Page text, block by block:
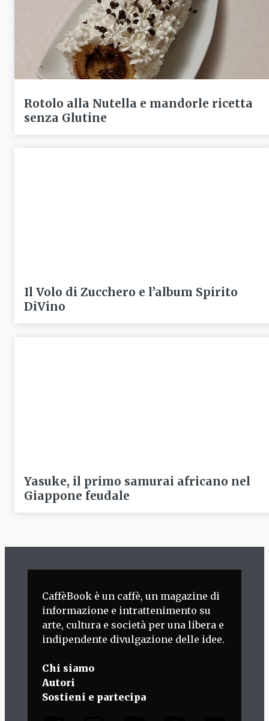
Rotolo alla Nutella e mandorle ricetta
senza Glutine
Il Volo di Zucchero e l’album Spirito
DiVino
Yasuke, il primo samurai africano nel
Giappone feudale
CaffèBook è un caffè, un magazine di
informazione e intrattenimento su
arte, cultura e società per una libera e
indipendente divulgazione delle idee.
Chi siamo
Autori
Sostieni e partecipa